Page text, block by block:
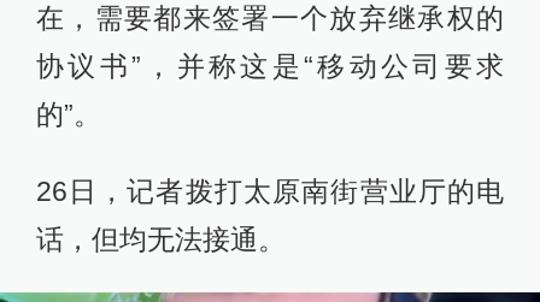
在，需要都来签署一个放弃继承权的
协议书”，并称这是“移动公司要求
的”。
26日，记者拨打太原南街营业厅的电
话，但均无法接通。